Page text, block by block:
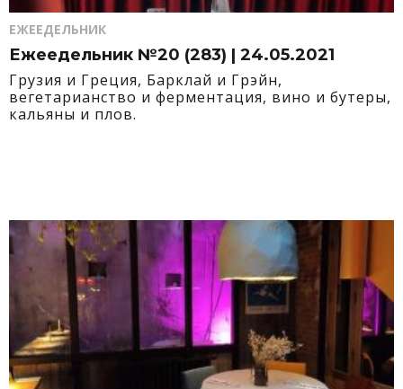
ЕЖЕЕДЕЛЬНИК
Ежеедельник №20 (283) | 24.05.2021
Грузия и Греция, Барклай и Грэйн,
вегетарианство и ферментация, вино и бутеры,
кальяны и плов.